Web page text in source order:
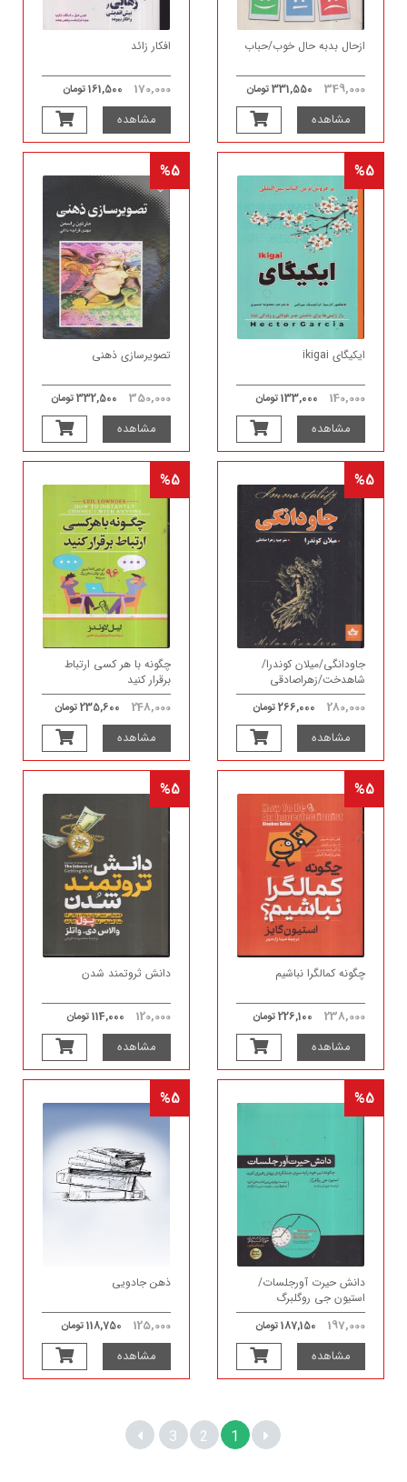
ازحال بدبه حال خوب/حباب
349,000 331,550 تومان
مشاهده
افکار زائد
170,000 161,500 تومان
مشاهده
%5
ایکیگای ikigai
140,000 133,000 تومان
مشاهده
%5
تصویرسازی ذهنی
350,000 332,500 تومان
مشاهده
%5
جاودانگی/میلان کوندرا/
شاهدخت/زهراصادقی
280,000 266,000 تومان
مشاهده
%5
چگونه با هر کسی ارتباط
برقرار کنید
248,000 235,600 تومان
مشاهده
%5
چگونه کمالگرا نباشیم
238,000 226,100 تومان
مشاهده
%5
دانش ثروتمند شدن
120,000 114,000 تومان
مشاهده
%5
دانش حیرت آورجلسات/
استیون جی روگلبرگ
197,000 187,150 تومان
مشاهده
%5
ذهن جادویی
125,000 118,750 تومان
مشاهده
1
2
3